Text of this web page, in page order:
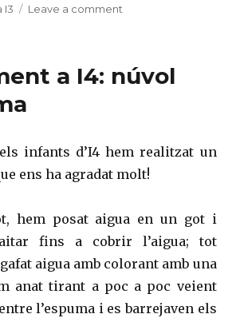
on
I3 Leave a comment
d’
a I4: núvol
infants d’I4 hem realitzat un
ens ha agradat molt!
hem posat aigua en un got i
fins a cobrir l’aigua; tot
aigua amb colorant amb una
anat tirant a poc a poc veient
l’espuma i es barrejaven els